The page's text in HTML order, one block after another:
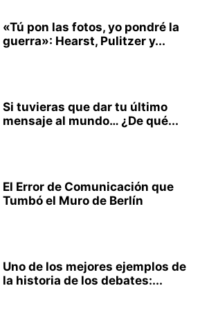
«Tú pon las fotos, yo pondré la
guerra»: Hearst, Pulitzer y...
Si tuvieras que dar tu último
mensaje al mundo… ¿De qué...
El Error de Comunicación que
Tumbó el Muro de Berlín
Uno de los mejores ejemplos de
la historia de los debates:...